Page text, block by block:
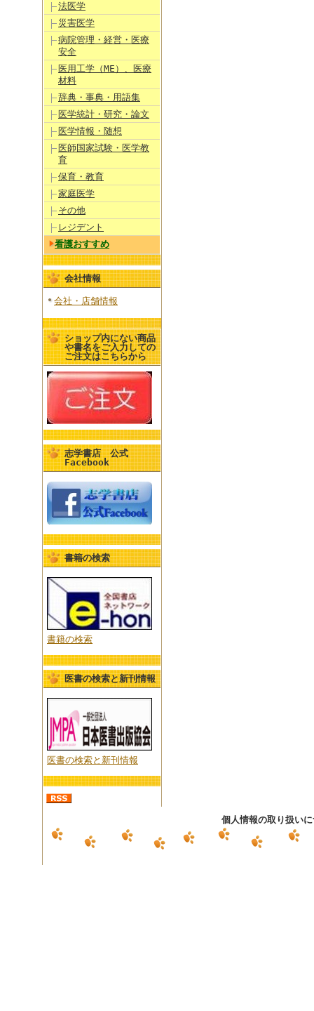
法医学
災害医学
病院管理・経営・医療
安全
医用工学（ME）、医療
材料
辞典・事典・用語集
医学統計・研究・論文
医学情報・随想
医師国家試験・医学教
育
保育・教育
家庭医学
その他
レジデント
看護おすすめ
会社情報
会社・店舗情報
ショップ内にない商品
や書名をご入力しての
ご注文はこちらから
志学書店 公式
Facebook
書籍の検索
書籍の検索
医書の検索と新刊情報
医書の検索と新刊情報
個人情報の取り扱い